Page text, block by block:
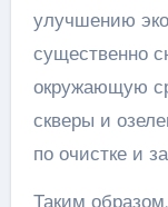
улучшению
существенно
окружающую
скверы и
по очистке и
Таким